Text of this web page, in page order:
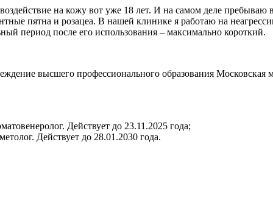
на кожу вот уже 18 лет. И на самом деле пребываю
пятна и розацеа. В нашей клинике я работаю на
период после его использования – максимально короткий.
высшего профессионального образования
Действует до 23.11.2025 года;
Действует до 28.01.2030 года.